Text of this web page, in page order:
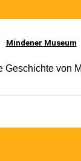
Mindener Museum
Geschichte von